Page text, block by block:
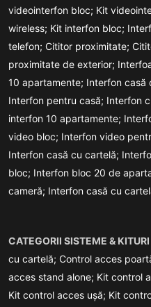
videointerfon bloc; Kit
wireless; Kit interfon bloc;
telefon; Cititor proximitate;
proximitate de exterior;
10 apartamente; Interfon casă
Interfon pentru casă; Interfon
interfon 10 apartamente;
video bloc; Interfon video
Interfon casă cu cartelă;
bloc; Interfon bloc 20 de
cameră; Interfon casă cu
CATEGORII SISTEME &
cu cartelă; Control acces
acces stand alone; Kit control
Kit control acces ușă; Kit